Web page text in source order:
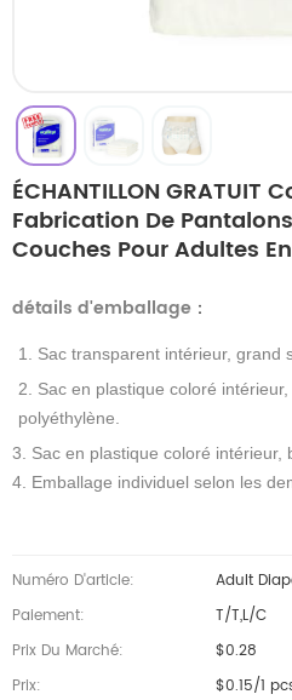
ÉCHANTILLON GRATUIT
Fabrication De
Couches Pour Adultes
détails d'emballage ：
1. Sac transparent intérieur, grand
2. Sac en plastique coloré
polyéthylène.
3. Sac en plastique coloré intérieur,
4. Emballage individuel selon les
Numéro D'article:
Adult
Paiement:
T/T,L/C
Prix Du Marché:
$0.28
Prix:
$0.15/1